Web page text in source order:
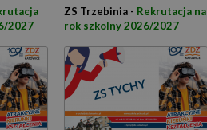
2027
ZS Trzebinia - Rekrutacja na
rok szkolny 2026/2027